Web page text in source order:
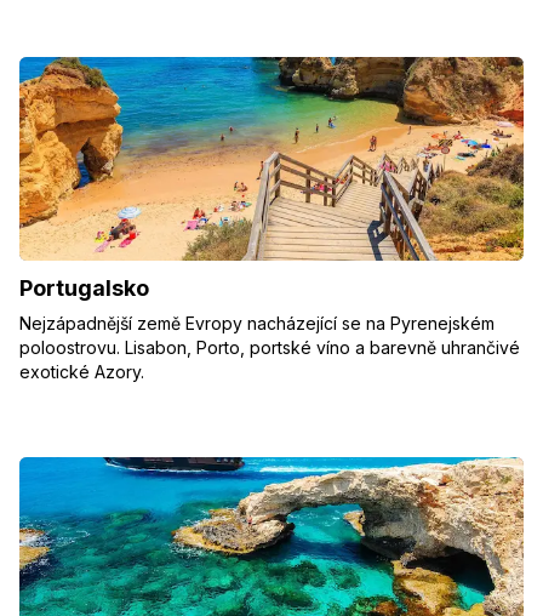
Portugalsko
Nejzápadnější země Evropy nacházející se na Pyrenejském
poloostrovu. Lisabon, Porto, portské víno a barevně uhrančivé
exotické Azory.